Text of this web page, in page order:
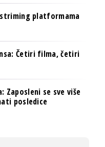
platformama
Četiri filma, četiri
Zaposleni se sve više
posledice